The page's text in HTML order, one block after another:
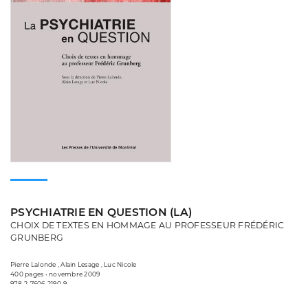
PSYCHIATRIE EN QUESTION (LA)
CHOIX DE TEXTES EN HOMMAGE AU PROFESSEUR FRÉDÉRIC
GRUNBERG
Pierre Lalonde , Alain Lesage , Luc Nicole
400 pages • novembre 2009